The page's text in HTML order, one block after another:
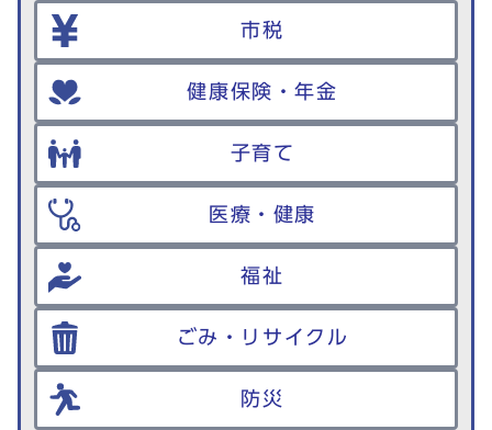
市税
健康保険・年金
子育て
医療・健康
福祉
ごみ・リサイクル
防災